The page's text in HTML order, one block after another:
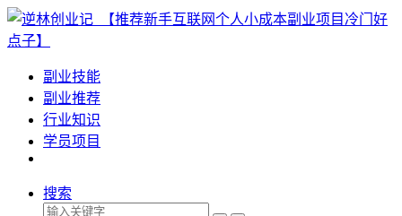
副业技能
副业推荐
行业知识
学员项目
搜索